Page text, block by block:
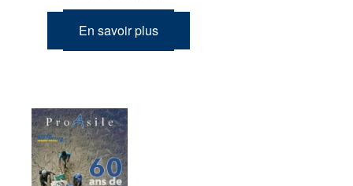
En savoir plus